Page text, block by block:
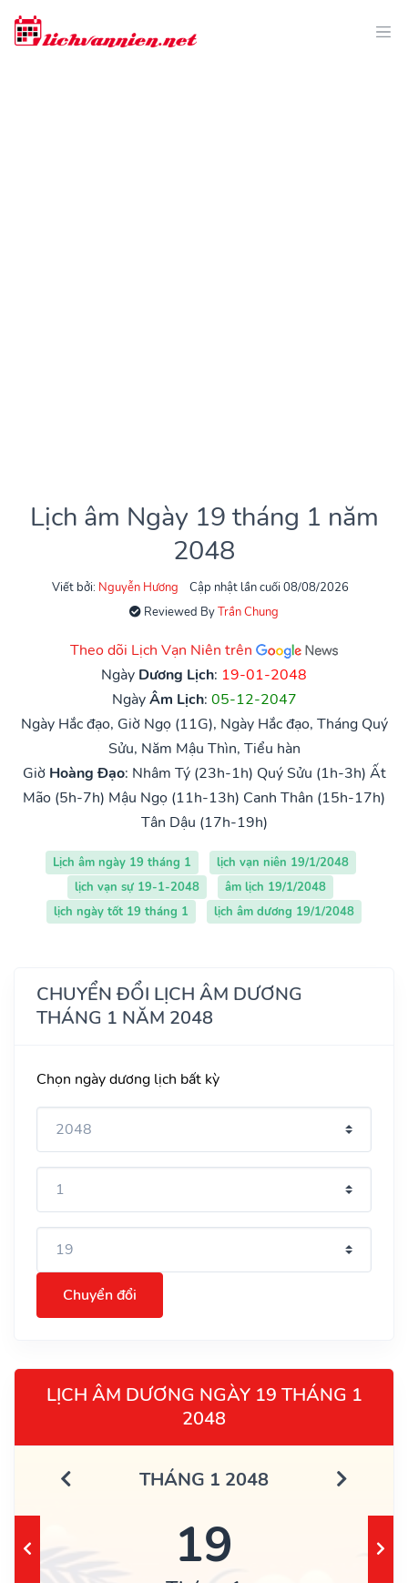
Lịch âm Ngày 19 tháng 1 năm
2048
Viết bởi: Nguyễn Hương
Cập nhật lần cuối 08/08/2026
Reviewed ByTrần Chung
Theo dõi Lịch Vạn Niên trên
Ngày Dương Lịch: 19-01-2048
NgàyÂm Lịch: 05-12-2047
Ngày Hắc đạo, Giờ Ngọ (11G), Ngày Hắc đạo, Tháng Quý
Sửu, Năm Mậu Thìn, Tiểu hàn
Giờ Hoàng Đạo: Nhâm Tý (23h-1h) Quý Sửu (1h-3h) Ất
Mão (5h-7h) Mậu Ngọ (11h-13h) Canh Thân (15h-17h)
Tân Dậu (17h-19h)
Lịch âm ngày 19 tháng 1
lịch vạn niên 19/1/2048
lịch vạn sự 19-1-2048
âm lịch 19/1/2048
lịch ngày tốt 19 tháng 1
lịch âm dương 19/1/2048
CHUYỂN ĐỔI LỊCH ÂM DƯƠNG
THÁNG 1 NĂM 2048
Chọn ngày dương lịch bất kỳ
Chuyển đổi
LỊCH ÂM DƯƠNG NGÀY 19 THÁNG 1
2048
THÁNG 1 2048
19